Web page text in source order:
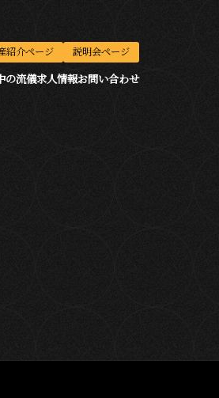
紹介ページ 説明会ページ
の流儀求人情報お問い合わせ